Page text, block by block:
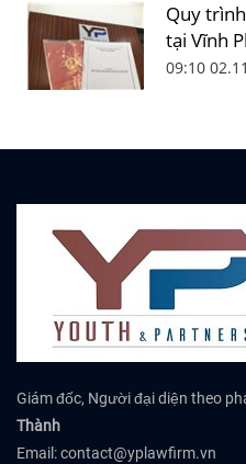
Quy
tại Vĩnh
09:10
Giám đốc, Người đại diện theo
Thành
Email:contact@yplawfirm.vn